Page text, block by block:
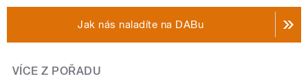
Jak nás naladíte na DABu
VÍCE Z POŘADU